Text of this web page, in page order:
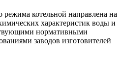
режима котельной направлена на
характеристик воды и
нормативными
заводов изготовителей